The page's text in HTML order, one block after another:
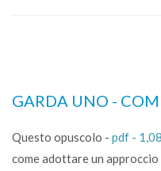
GARDA UNO -
Questo opuscolo - pdf -
come adottare un